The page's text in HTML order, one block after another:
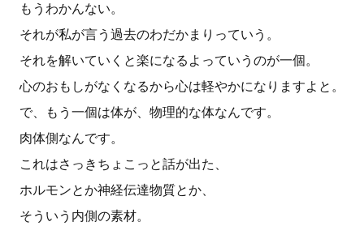
もうわかんない。
それが私が言う過去のわだかまりっていう。
それを解いていくと楽になるよっていうのが一個。
心のおもしがなくなるから心は軽やかになりますよと。
で、もう一個は体が、物理的な体なんです。
肉体側なんです。
これはさっきちょこっと話が出た、
ホルモンとか神経伝達物質とか、
そういう内側の素材。